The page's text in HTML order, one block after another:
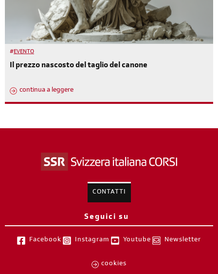
#EVENTO
Il prezzo nascosto del taglio del canone
continua a leggere
CONTATTI
Seguici su
Facebook Instagram Youtube Newsletter
cookies